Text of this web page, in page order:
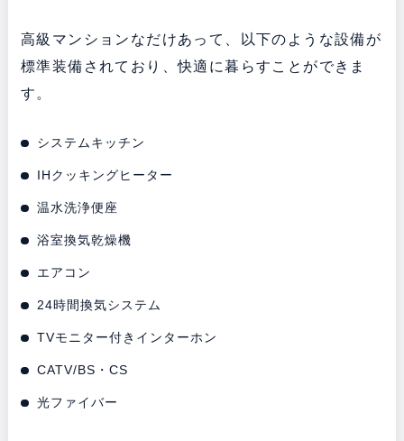
高級マンションなだけあって、以下のような設備が
標準装備されており、快適に暮らすことができま
す。
システムキッチン
IHクッキングヒーター
温水洗浄便座
浴室換気乾燥機
エアコン
24時間換気システム
TVモニター付きインターホン
CATV/BS・CS
光ファイバー